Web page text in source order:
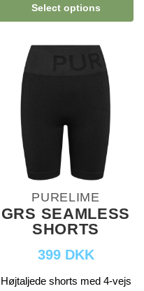
Select options
PURELIME
GRS SEAMLESS
SHORTS
399 DKK
Højtaljede shorts med 4-vejs